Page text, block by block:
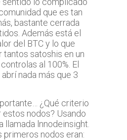
que es tan
bastante cerrada
Además está el
del BTC y lo que
tantos satoshis en un
al 100%. El
nada más que 3
¿Qué criterio
estos nodos? Usando
llamada lnnodeinsight.
primeros nodos eran: